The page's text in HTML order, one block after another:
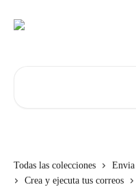
Todas las colecciones
Envia
Crea y ejecuta tus correos